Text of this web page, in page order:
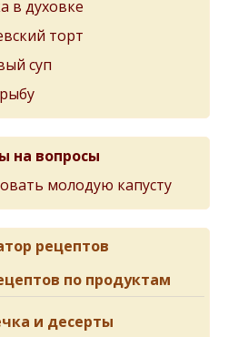
в духовке
торт
суп
на вопросы
молодую капусту
рецептов
по продуктам
и десерты